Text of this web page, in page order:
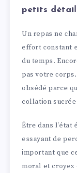
petits
Un repas ne
effort constant
du temps.
pas votre
obsédé parce
collation
Être dans
essayant de
important que
moral et croyez